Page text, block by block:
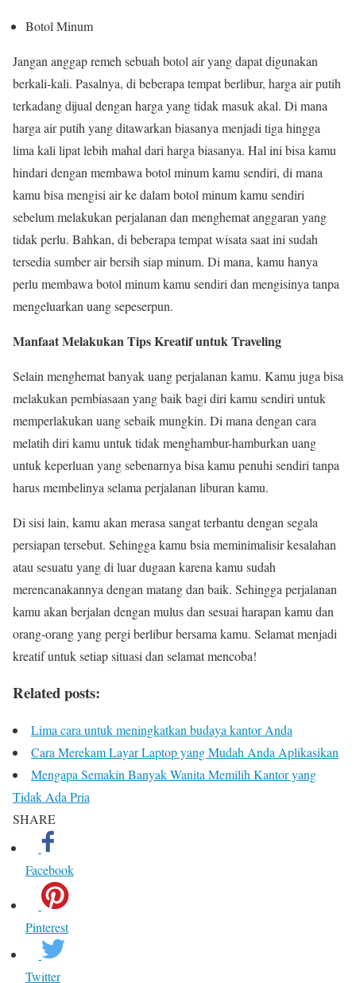
Botol Minum
Jangan anggap remeh sebuah botol air yang dapat digunakan
berkali-kali. Pasalnya, di beberapa tempat berlibur, harga air putih
terkadang dijual dengan harga yang tidak masuk akal. Di mana
harga air putih yang ditawarkan biasanya menjadi tiga hingga
lima kali lipat lebih mahal dari harga biasanya. Hal ini bisa kamu
hindari dengan membawa botol minum kamu sendiri, di mana
kamu bisa mengisi air ke dalam botol minum kamu sendiri
sebelum melakukan perjalanan dan menghemat anggaran yang
tidak perlu. Bahkan, di beberapa tempat wisata saat ini sudah
tersedia sumber air bersih siap minum. Di mana, kamu hanya
perlu membawa botol minum kamu sendiri dan mengisinya tanpa
mengeluarkan uang sepeserpun.
Manfaat Melakukan Tips Kreatif untuk Traveling
Selain menghemat banyak uang perjalanan kamu. Kamu juga bisa
melakukan pembiasaan yang baik bagi diri kamu sendiri untuk
memperlakukan uang sebaik mungkin. Di mana dengan cara
melatih diri kamu untuk tidak menghambur-hamburkan uang
untuk keperluan yang sebenarnya bisa kamu penuhi sendiri tanpa
harus membelinya selama perjalanan liburan kamu.
Di sisi lain, kamu akan merasa sangat terbantu dengan segala
persiapan tersebut. Sehingga kamu bsia meminimalisir kesalahan
atau sesuatu yang di luar dugaan karena kamu sudah
merencanakannya dengan matang dan baik. Sehingga perjalanan
kamu akan berjalan dengan mulus dan sesuai harapan kamu dan
orang-orang yang pergi berlibur bersama kamu. Selamat menjadi
kreatif untuk setiap situasi dan selamat mencoba!
Related posts:
Lima cara untuk meningkatkan budaya kantor Anda
Cara Merekam Layar Laptop yang Mudah Anda Aplikasikan
Mengapa Semakin Banyak Wanita Memilih Kantor yang
Tidak Ada Pria
SHARE
Facebook
Pinterest
Twitter